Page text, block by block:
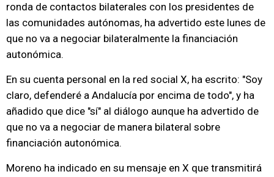
ronda de contactos bilaterales con los presidentes de
las comunidades autónomas, ha advertido este lunes de
que no va a negociar bilateralmente la financiación
autonómica.
En su cuenta personal en la red social X, ha escrito: "Soy
claro, defenderé a Andalucía por encima de todo", y ha
añadido que dice "sí" al diálogo aunque ha advertido de
que no va a negociar de manera bilateral sobre
financiación autonómica.
Moreno ha indicado en su mensaje en X que transmitirá